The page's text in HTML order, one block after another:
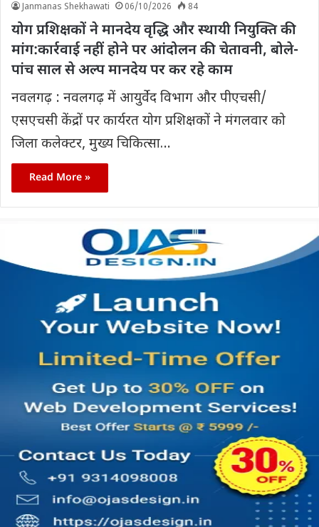
Janmanas Shekhawati 06/10/2026 84
योग प्रशिक्षकों ने मानदेय वृद्धि और स्थायी नियुक्ति की
मांग:कार्रवाई नहीं होने पर आंदोलन की चेतावनी, बोले-
पांच साल से अल्प मानदेय पर कर रहे काम
नवलगढ़ : नवलगढ़ में आयुर्वेद विभाग और पीएचसी/
एसएचसी केंद्रों पर कार्यरत योग प्रशिक्षकों ने मंगलवार को
जिला कलेक्टर, मुख्य चिकित्सा…
Read More »